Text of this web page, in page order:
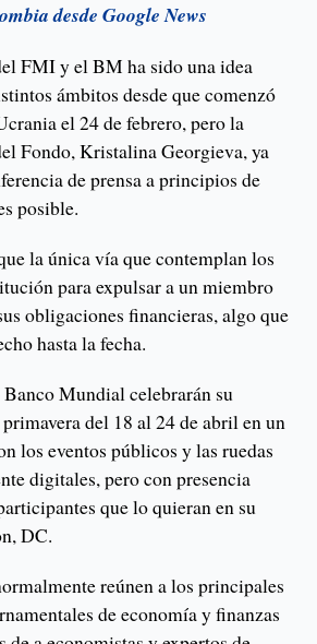
desde Google News
FMI y el BM ha sido una idea
ámbitos desde que comenzó
el 24 de febrero, pero la
Fondo, Kristalina Georgieva, ya
de prensa a principios de
posible.
la única vía que contemplan los
para expulsar a un miembro
obligaciones financieras, algo que
hasta la fecha.
Mundial celebrarán su
del 18 al 24 de abril en un
los eventos públicos y las ruedas
digitales, pero con presencia
que lo quieran en su
DC.
reúnen a los principales
de economía y finanzas